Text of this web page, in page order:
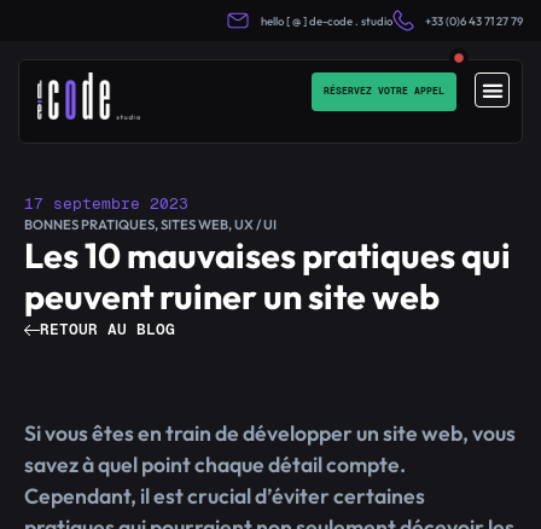
hello [ @ ] de-code . studio +33 (0)6 43 71 27 79
RÉSERVEZ VOTRE APPEL
17 septembre 2023
BONNES PRATIQUES,SITES WEB,UX / UI
Les 10 mauvaises pratiques qui
peuvent ruiner un site web
RETOUR AU BLOG
Si vous êtes en train de développer un site web, vous
savez à quel point chaque détail compte.
Cependant, il est crucial d’éviter certaines